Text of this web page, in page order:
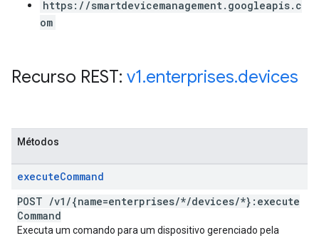
https://smartdevicemanagement.googleapis.c
om
Recurso REST: v1.enterprises.devices
Métodos
executeCommand
POST /v1 /{name=enterprises/*/devices/*}:execute
Command
Executa um comando para um dispositivo gerenciado pela